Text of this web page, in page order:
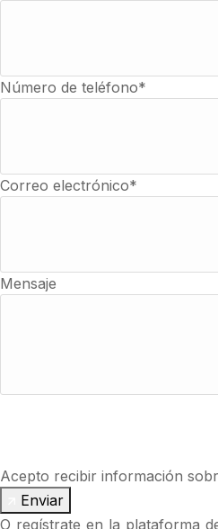
Número de teléfono*
Correo electrónico*
Mensaje
Acepto recibir información
Enviar
O regístrate en la plataforma